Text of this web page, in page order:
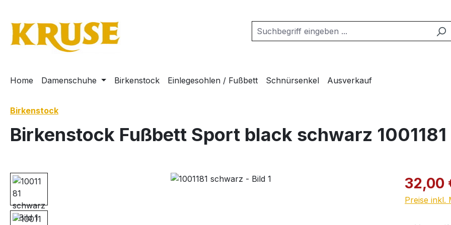
Home Damenschuhe Birkenstock Einlegesohlen / Fußbett Schnürsenkel Ausverkauf
Birkenstock
Birkenstock Fußbett Sport black schwarz 1001181
Bildergalerie überspringen 32,00
Preise inkl.